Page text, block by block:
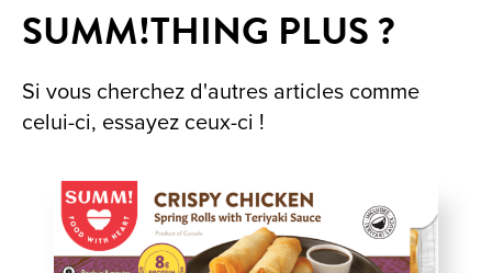
SUMM!THING PLUS ?
Si vous cherchez d'autres articles comme
celui-ci, essayez ceux-ci !